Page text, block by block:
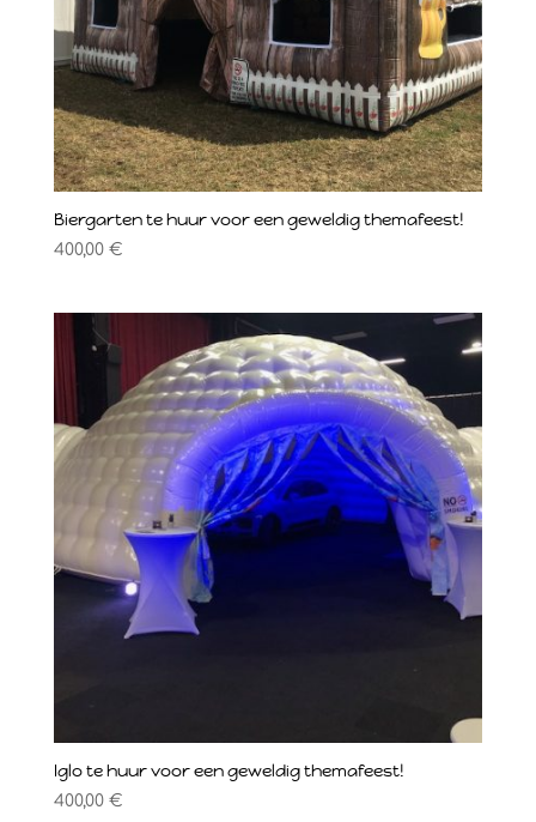
Biergarten te huur voor een geweldig themafeest!
400,00 €
Iglo te huur voor een geweldig themafeest!
400,00 €